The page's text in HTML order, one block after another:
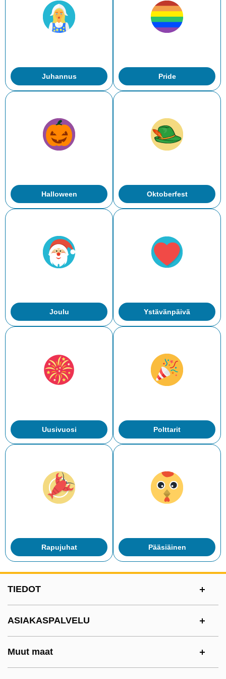
Juhannus Pride
Halloween Oktoberfest
Joulu Ystävänpäivä
Uusivuosi Polttarit
Rapujuhat Pääsiäinen
TIEDOT
ASIAKASPALVELU
Muut maat